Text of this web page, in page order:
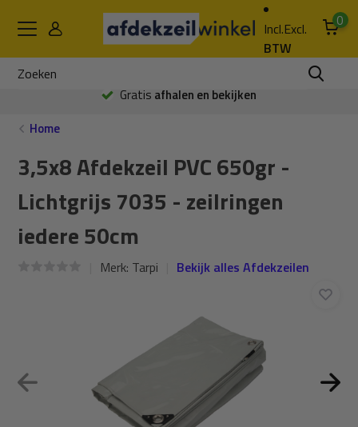
Incl.Excl.
BTW
0
Gratis afhalen en bekijken
Home
3,5x8 Afdekzeil PVC 650gr -
Lichtgrijs 7035 - zeilringen
iedere 50cm
Merk: Tarpi Bekijk alles Afdekzeilen